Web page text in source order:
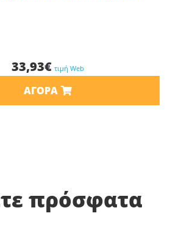
33,93€ τιμή Web
ΑΓΟΡΆ
πρόσφατα